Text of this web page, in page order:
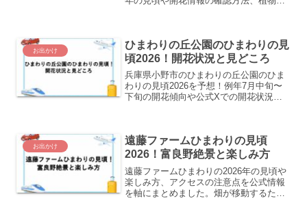
お出かけ
ひまわりの丘公園のひまわりの見
頃2026！開花状況と見どころ
兵庫県小野市のひまわりの丘公園のひま
わりの見頃2026を予想！例年7月中旬〜
下旬の開花傾向や公式Xでの開花状況の
お出かけ
遠藤ファームひまわりの見頃
2026！富良野絶景と楽しみ方
遠藤ファームひまわりの2026年の見頃や
楽しみ方、アクセスの注意点を公式情報
を軸にまとめました。畑が移動するため